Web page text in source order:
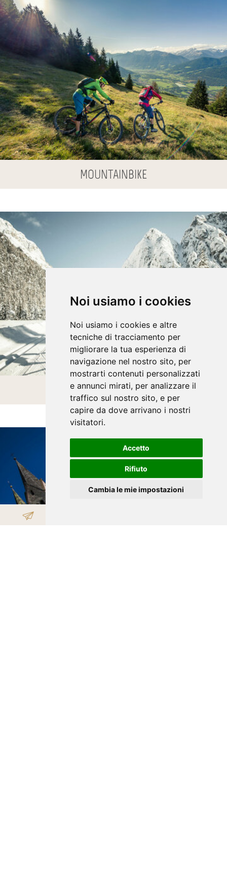
Noi usiamo i cookies
Noi usiamo i cookies e altre
tecniche di tracciamento per
migliorare la tua esperienza di
navigazione nel nostro sito, per
mostrarti contenuti personalizzati
e annunci mirati, per analizzare il
traffico sul nostro sito, e per
capire da dove arrivano i nostri
visitatori.
Accetto
Rifiuto
Cambia le mie impostazioni
MOUNTAINBIKE
SCI DI FONDO